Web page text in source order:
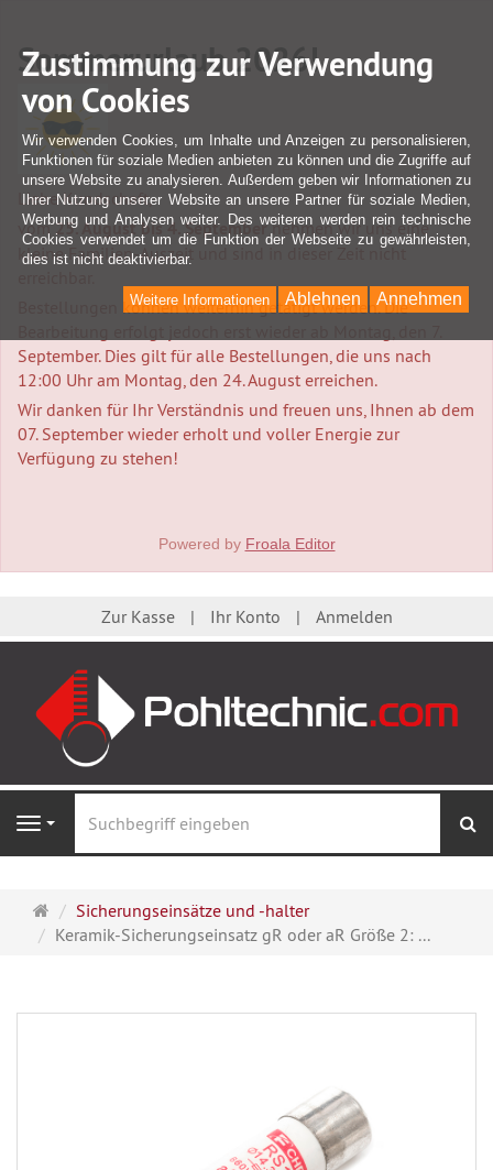
Sommerurlaub 2026!
Liebe Kundschaft,
vom25. August bis 4. Septembernehmen wir uns eine
kleine Familien-Auszeit und sind in dieser Zeit nicht
Bestellungen können weiterhin getätigt werden. Die
September. Dies gilt für alle Bestellungen, die uns nach
12:00 Uhr am Montag, den 24. August erreichen.
Wir danken für Ihr Verständnis und freuen uns, Ihnen ab dem
07. September wieder erholt und voller Energie zur
Verfügung zu stehen!
Powered by Froala Editor
Zur Kasse Ihr Konto Anmelden
Navigation
Startseite
Sicherungseinsätze und -halter
Keramik-Sicherungseinsatz gR oder aR Größe 2: ...
Zustimmung zur Verwendung
von Cookies
Wir verwenden Cookies, um Inhalte und Anzeigen zu personalisieren,
Funktionen für soziale Medien anbieten zu können und die Zugriffe auf
unsere Website zu analysieren. Außerdem geben wir Informationen zu
Ihrer Nutzung unserer Website an unsere Partner für soziale Medien,
Werbung und Analysen weiter. Des weiteren werden rein technische
Cookies verwendet um die Funktion der Webseite zu gewährleisten,
dies ist nicht deaktivierbar.
Annehmen
Ablehnen
Weitere Informationen